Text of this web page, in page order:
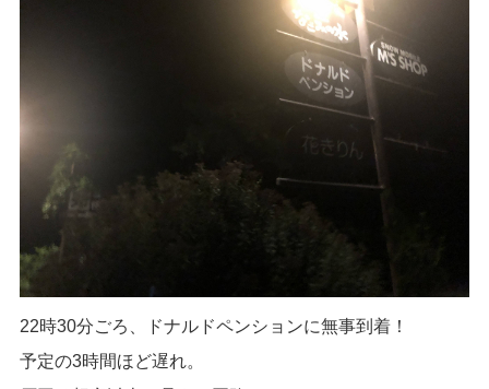
22時30分ごろ、ドナルドペンションに無事到着！
予定の3時間ほど遅れ。